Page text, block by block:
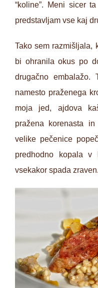
“koline”. Meni sicer
predstavljam vse kaj
Tako sem razmišljala,
bi ohranila okus po
drugačno
namesto praženega
moja jed, ajdova
pražena korenasta
velike pečenice
predhodno kopala
vsekakor spada zraven.